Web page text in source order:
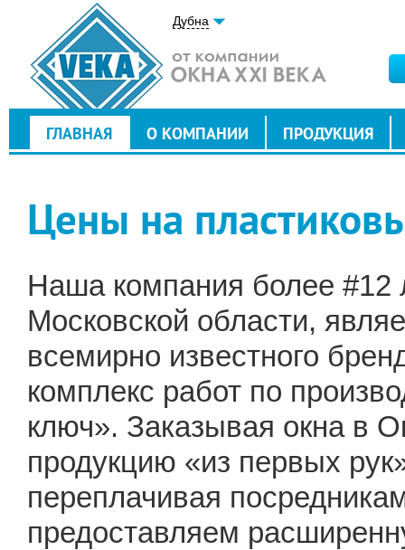
Дубна
ГЛАВНАЯ О КОМПАНИИ ПРОДУКЦИЯ
Цены на
Наша компания более #12
Московской области,
всемирно известного
комплекс работ по
ключ». Заказывая окна в
продукцию «из первых
переплачивая
предоставляем